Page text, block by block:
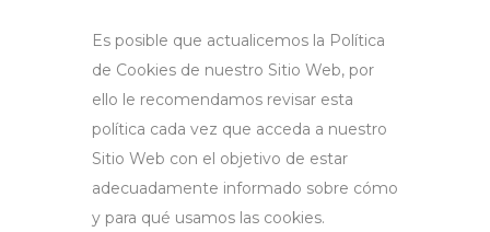
Es posible que actualicemos la Política
de Cookies de nuestro Sitio Web, por
ello le recomendamos revisar esta
política cada vez que acceda a nuestro
Sitio Web con el objetivo de estar
adecuadamente informado sobre cómo
y para qué usamos las cookies.